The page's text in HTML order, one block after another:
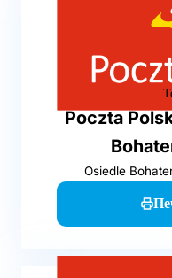
Poczta
Osiedle